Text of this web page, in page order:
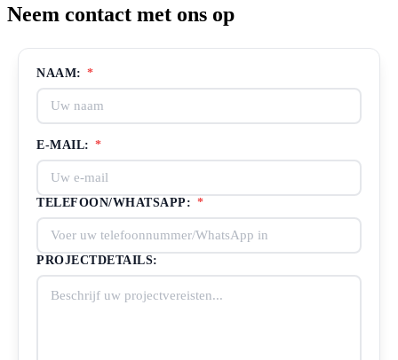
Neem contact met ons op
NAAM: *
E-MAIL: *
TELEFOON/WHATSAPP: *
PROJECTDETAILS: